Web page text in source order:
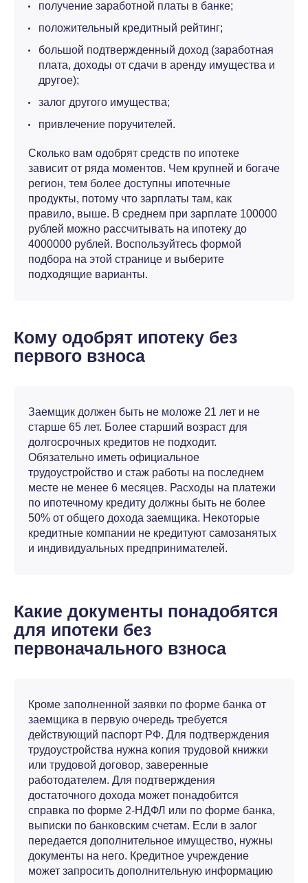
получение заработной платы в банке;
положительный кредитный рейтинг;
большой подтвержденный доход (заработная
плата, доходы от сдачи в аренду имущества и
другое);
залог другого имущества;
привлечение поручителей.
Сколько вам одобрят средств по ипотеке
зависит от ряда моментов. Чем крупней и богаче
регион, тем более доступны ипотечные
продукты, потому что зарплаты там, как
правило, выше. В среднем при зарплате 100000
рублей можно рассчитывать на ипотеку до
4000000 рублей. Воспользуйтесь формой
подбора на этой странице и выберите
подходящие варианты.
Кому одобрят ипотеку без
первого взноса
Заемщик должен быть не моложе 21 лет и не
старше 65 лет. Более старший возраст для
долгосрочных кредитов не подходит.
Обязательно иметь официальное
трудоустройство и стаж работы на последнем
месте не менее 6 месяцев. Расходы на платежи
по ипотечному кредиту должны быть не более
50% от общего дохода заемщика. Некоторые
кредитные компании не кредитуют самозанятых
и индивидуальных предпринимателей.
Какие документы понадобятся
для ипотеки без
первоначального взноса
Кроме заполненной заявки по форме банка от
заемщика в первую очередь требуется
действующий паспорт РФ. Для подтверждения
трудоустройства нужна копия трудовой книжки
или трудовой договор, заверенные
работодателем. Для подтверждения
достаточного дохода может понадобится
справка по форме 2-НДФЛ или по форме банка,
выписки по банковским счетам. Если в залог
передается дополнительное имущество, нужны
документы на него. Кредитное учреждение
может запросить дополнительную информацию